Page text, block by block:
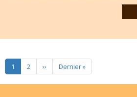
1 2 ››Page suivante
Dernier »Dernière page